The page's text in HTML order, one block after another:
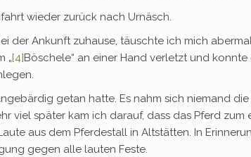
wieder zurück nach Urnäsch.
der Ankunft zuhause, täuschte ich mich
„[4]Böschele“ an einer Hand verletzt und konnte
getan hatte. Es nahm sich niemand die
viel später kam ich darauf, dass das Pferd zum
aus dem Pferdestall in Altstätten. In
gegen alle lauten Feste.